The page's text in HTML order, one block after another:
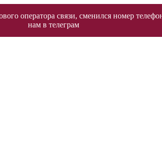
оператора связи, сменился номер
нам в телеграм